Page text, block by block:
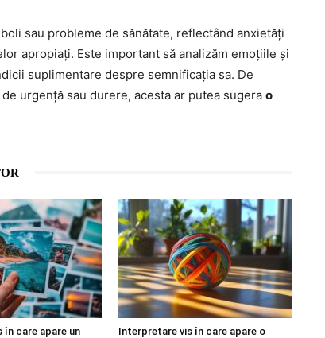
sau probleme de sănătate, reflectând anxietăți
apropiați. Este important să analizăm emoțiile și
suplimentare despre semnificația sa. De
urgență sau durere, acesta ar putea sugera o
care apare un
Interpretare vis în care apare o